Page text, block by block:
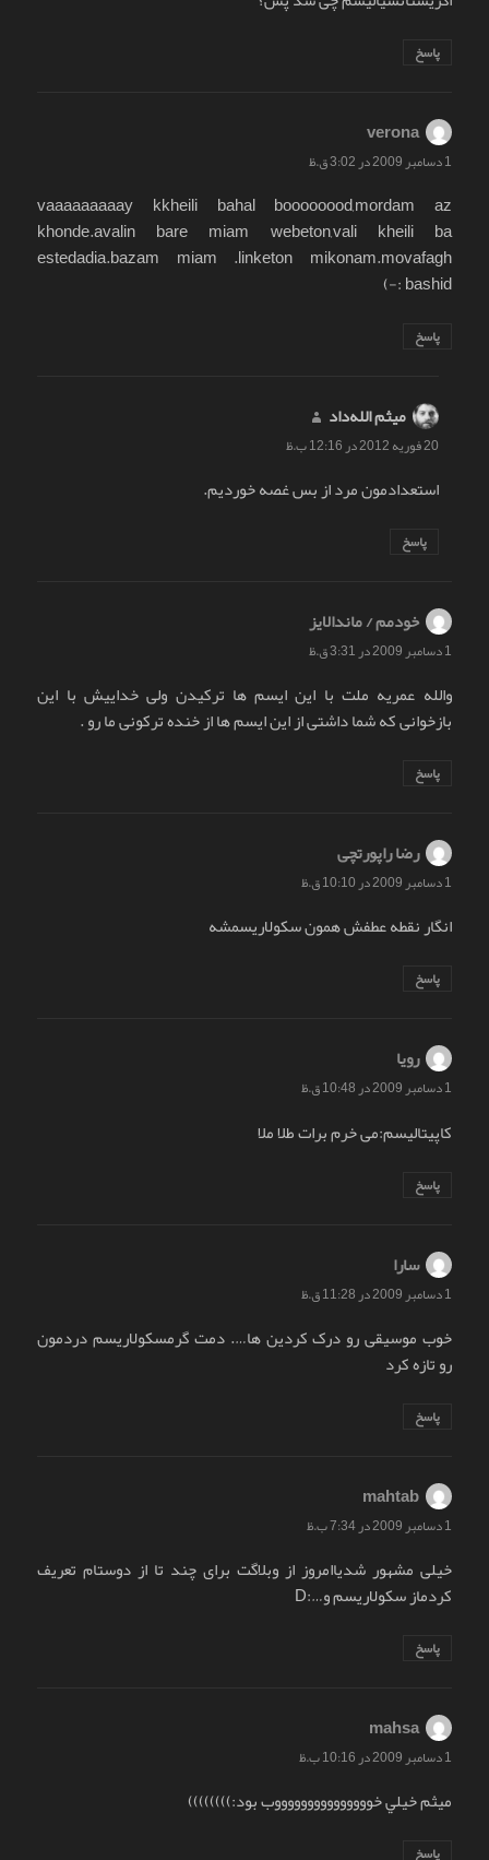
پاسخ
verona
1 دسامبر 2009 در 3:02 ق.ظ
vaaaaaaaaay kkheili bahal boooooood,mordam az
khonde.avalin bare miam webeton,vali kheili ba
estedadia.bazam miam .linketon mikonam.movafagh
bashid :-)
پاسخ
میثم الله‌داد
20 فوریه 2012 در 12:16 ب.ظ
استعدادمون مرد از بس غصه خوردیم.
پاسخ
خودمم / ماندالایز
1 دسامبر 2009 در 3:31 ق.ظ
والله عمریه ملت با این ایسم ها ترکیدن ولی خداییش با این
بازخوانی که شما داشتی از این ایسم ها از خنده ترکونی ما رو .
پاسخ
رضا راپورتچی
1 دسامبر 2009 در 10:10 ق.ظ
انگار نقطه عطفش همون سکولاریسمشه
پاسخ
رویا
1 دسامبر 2009 در 10:48 ق.ظ
کاپیتالیسم:می خرم برات طلا ملا
پاسخ
سارا
1 دسامبر 2009 در 11:28 ق.ظ
خوب موسیقی رو درک کردین ها…. دمت گرمسکولاریسم دردمون
رو تازه کرد
پاسخ
mahtab
1 دسامبر 2009 در 7:34 ب.ظ
خیلی مشهور شدیاامروز از وبلاگت برای چند تا از دوستام تعریف
کردماز سکولاریسم و…:D
پاسخ
mahsa
1 دسامبر 2009 در 10:16 ب.ظ
ميثم خيلي خوووووووووووووووب بود:))))))))
پاسخ